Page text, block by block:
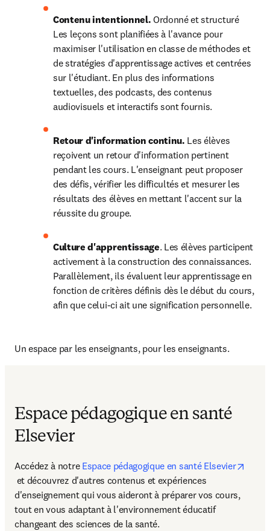
Contenu intentionnel. Ordonné et structuré
Les leçons sont planifiées à l'avance pour
maximiser l'utilisation en classe de méthodes et
de stratégies d'apprentissage actives et centrées
sur l'étudiant. En plus des informations
textuelles, des podcasts, des contenus
audiovisuels et interactifs sont fournis.
Retour d'information continu. Les élèves
reçoivent un retour d'information pertinent
pendant les cours. L'enseignant peut proposer
des défis, vérifier les difficultés et mesurer les
résultats des élèves en mettant l'accent sur la
réussite du groupe.
Culture d'apprentissage. Les élèves participent
activement à la construction des connaissances.
Parallèlement, ils évaluent leur apprentissage en
fonction de critères définis dès le début du cours,
afin que celui-ci ait une signification personnelle.
Un espace par les enseignants, pour les enseignants.
Espace pédagogique en santé
Elsevier
Accédez à notre Espace pédagogique en santé Elsevier
opens in new tab/window
et découvrez d'autres contenus et expériences
d'enseignement qui vous aideront à préparer vos cours,
tout en vous adaptant à l'environnement éducatif
changeant des sciences de la santé.